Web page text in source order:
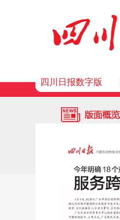
四川日报数字版